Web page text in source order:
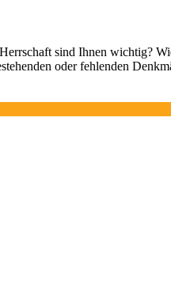
sind Ihnen wichtig?
oder fehlenden